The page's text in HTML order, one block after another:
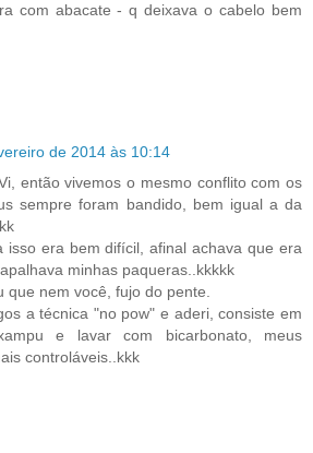
com abacate - q deixava o cabelo bem
de 2014 às 10:14
então vivemos o mesmo conflito com os
sempre foram bandido, bem igual a da
isso era bem difícil, afinal achava que era
minhas paqueras..kkkkk
que nem você, fujo do pente.
a técnica "no pow" e aderi, consiste em
e lavar com bicarbonato, meus
controláveis..kkk